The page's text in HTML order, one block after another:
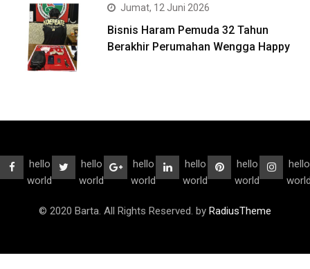
Jumat, 12 Juni 2026
Bisnis Haram Pemuda 32 Tahun
Berakhir Perumahan Wengga Happy
hello
world
hello
world
hello
world
hello
world
hello
world
hello
© 2020 Barta. All Rights Reserved. by RadiusTheme